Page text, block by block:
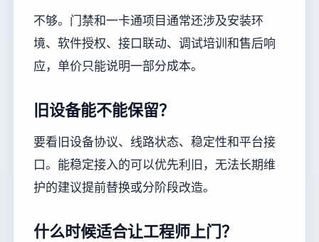
不够。门禁和一卡通项目通常还涉及安装环
境、软件授权、接口联动、调试培训和售后响
应，单价只能说明一部分成本。
旧设备能不能保留？
要看旧设备协议、线路状态、稳定性和平台接
口。能稳定接入的可以优先利旧，无法长期维
护的建议提前替换或分阶段改造。
什么时候适合让工程师上门？